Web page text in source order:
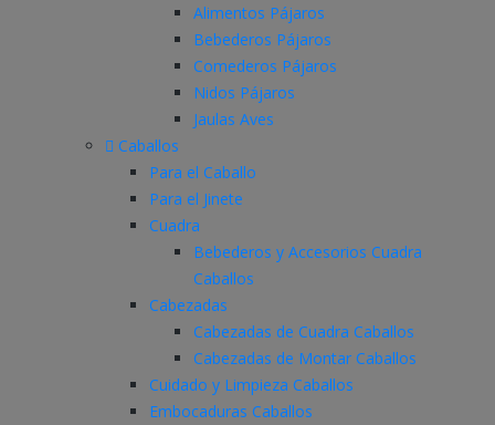
Alimentos Pájaros
Bebederos Pájaros
Comederos Pájaros
Nidos Pájaros
Jaulas Aves
Caballos
Para el Caballo
Para el Jinete
Cuadra
Bebederos y Accesorios Cuadra
Caballos
Cabezadas
Cabezadas de Cuadra Caballos
Cabezadas de Montar Caballos
Cuidado y Limpieza Caballos
Embocaduras Caballos